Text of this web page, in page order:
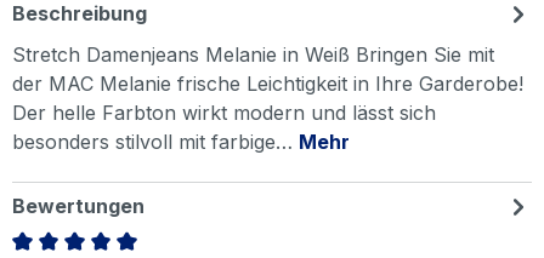
Beschreibung
Stretch Damenjeans Melanie in Weiß Bringen Sie mit
der MAC Melanie frische Leichtigkeit in Ihre Garderobe!
Der helle Farbton wirkt modern und lässt sich
besonders stilvoll mit farbige… Mehr
Bewertungen